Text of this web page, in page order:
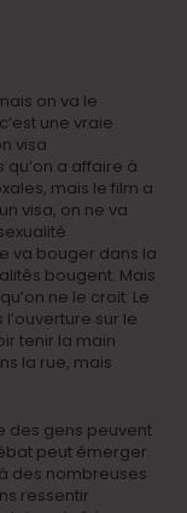
on va le
une vraie
visa
qu’on a affaire à
mais le film a
visa, on ne va
va bouger dans la
bougent. Mais
ne le croit. Le
sur le
tenir la main
la rue, mais
des gens peuvent
peut émerger.
des nombreuses
ressentir